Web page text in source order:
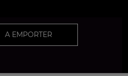
A EMPORTER